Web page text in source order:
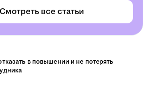
Смотреть все статьи
в повышении и не потерять